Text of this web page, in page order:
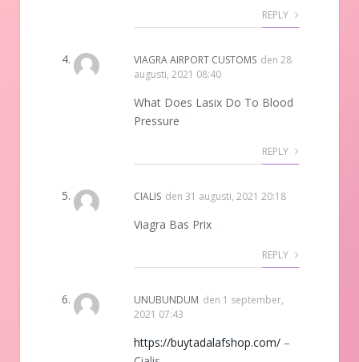
REPLY
VIAGRA AIRPORT CUSTOMS den 28
augusti, 2021 08:40
What Does Lasix Do To Blood
Pressure
REPLY
CIALIS den 31 augusti, 2021 20:18
Viagra Bas Prix
REPLY
UNUBUNDUM den 1 september,
2021 07:43
https://buytadalafshop.com/ –